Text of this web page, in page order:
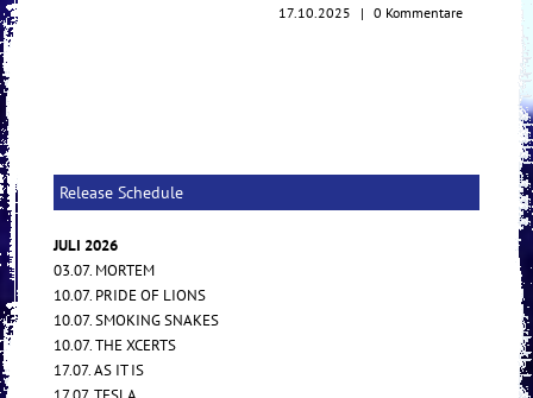
17.10.2025 | 0 Kommentare
Release Schedule
JULI 2026
03.07. MORTEM
10.07. PRIDE OF LIONS
10.07. SMOKING SNAKES
10.07. THE XCERTS
17.07. AS IT IS